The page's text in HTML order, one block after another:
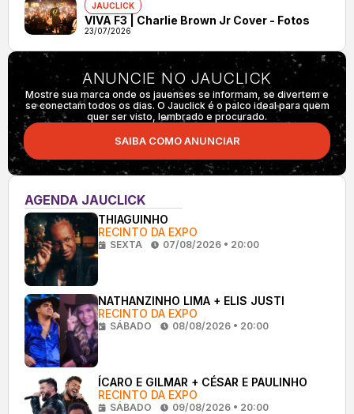
JAUCLICK
VIVA F3 | Charlie Brown Jr Cover - Fotos
23/07/2026
ANUNCIE NO JAUCLICK
Mostre sua marca onde os jauenses se informam, se divertem e
se conectam todos os dias. O Jauclick é o palco ideal para quem
quer ser visto, lembrado e procurado.
SAIBA COMO ANUNCIAR
AGENDA JAUCLICK
THIAGUINHO
RECINTO DA EXPO
SEXTA 07/08/2026 • 20:00
NATHANZINHO LIMA + ELIS JUSTI
RECINTO DA EXPO
SÁBADO 08/08/2026 • 20:00
ÍCARO E GILMAR + CÉSAR E PAULINHO
RECINTO DA EXPO
SÁBADO 09/08/2026 • 20:00